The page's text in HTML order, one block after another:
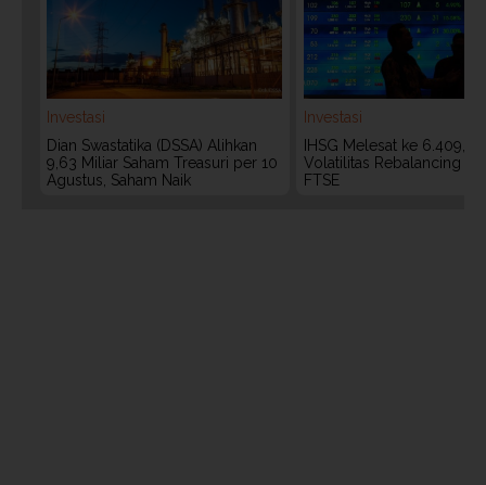
Investasi
Dian Swastatika (DSSA) Alihkan
9,63 Miliar Saham Treasuri per 10
Agustus, Saham Naik
Investasi
IHSG Melesat ke 6.409,
Volatilitas Rebalancing
FTSE